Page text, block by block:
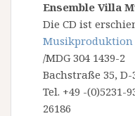
Ensemble Villa
Die CD ist
Musikproduktion
/MDG 304 1439-2
Bachstraße 35,
Tel. +49 -(0)5231-
26186